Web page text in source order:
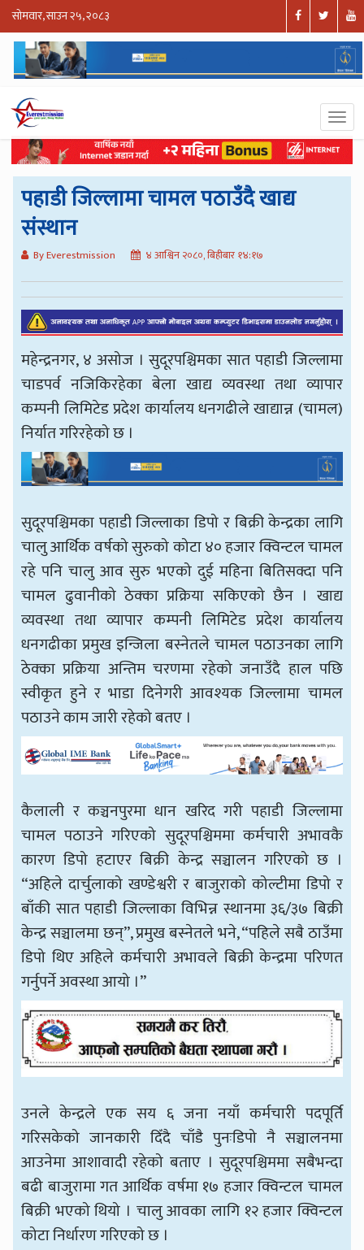
सोमवार, साउन २५, २०८३
पहाडी जिल्लामा चामल पठाउँदै खाद्य
संस्थान
By Everestmission ४ आश्विन २०८०, बिहीबार १४:१७
महेन्द्रनगर, ४ असोज । सुदूरपश्चिमका सात पहाडी जिल्लामा
चाडपर्व नजिकिरहेका बेला खाद्य व्यवस्था तथा व्यापार
कम्पनी लिमिटेड प्रदेश कार्यालय धनगढीले खाद्यान्न (चामल)
निर्यात गरिरहेको छ ।
सुदूरपश्चिमका पहाडी जिल्लाका डिपो र बिक्री केन्द्रका लागि
चालु आर्थिक वर्षको सुरुको कोटा ४० हजार क्विन्टल चामल
रहे पनि चालु आव सुरु भएको दुई महिना बितिसक्दा पनि
चामल ढुवानीको ठेक्का प्रक्रिया सकिएको छैन । खाद्य
व्यवस्था तथा व्यापार कम्पनी लिमिटेड प्रदेश कार्यालय
धनगढीका प्रमुख इन्जिला बस्नेतले चामल पठाउनका लागि
ठेक्का प्रक्रिया अन्तिम चरणमा रहेको जनाउँदै हाल पछि
स्वीकृत हुने र भाडा दिनेगरी आवश्यक जिल्लामा चामल
पठाउने काम जारी रहेको बतए ।
कैलाली र कञ्चनपुरमा धान खरिद गरी पहाडी जिल्लामा
चामल पठाउने गरिएको सुदूरपश्चिममा कर्मचारी अभावकै
कारण डिपो हटाएर बिक्री केन्द्र सञ्चालन गरिएको छ ।
“अहिले दार्चुलाको खण्डेश्वरी र बाजुराको कोल्टीमा डिपो र
बाँकी सात पहाडी जिल्लाका विभिन्न स्थानमा ३६/३७ बिक्री
केन्द्र सञ्चालमा छन्”, प्रमुख बस्नेतले भने, “पहिले सबै ठाउँमा
डिपो थिए अहिले कर्मचारी अभावले बिक्री केन्द्रमा परिणत
गर्नुपर्ने अवस्था आयो ।”
उनले केन्द्रले एक सय ६ जना नयाँ कर्मचारी पदपूर्ति
गरिसकेको जानकारी दिँदै चाँडै पुनःडिपो नै सञ्चालनमा
आउनेमा आशावादी रहेको बताए । सुदूरपश्चिममा सबैभन्दा
बढी बाजुरामा गत आर्थिक वर्षमा १७ हजार क्विन्टल चामल
बिक्री भएको थियो । चालु आवका लागि १२ हजार क्विन्टल
कोटा निर्धारण गरिएको छ ।